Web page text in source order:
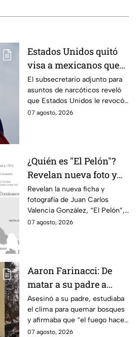
Estados Unidos quitó
visa a mexicanos que
tienen vínculos con
grupos criminales
El subsecretario adjunto para
asuntos de narcóticos reveló
que Estados Unidos le revocó
la visa a mexicanos con
07 agosto, 2026
¿Quién es "El Pelón"?
Revelan nueva foto y
ficha por líder del CJNG
Revelan la nueva ficha y
fotografía de Juan Carlos
Valencia González, “El Pelón”,
como el nuevo líder del CJNG
07 agosto, 2026
Aaron Farinacci: De
matar a su padre a
provocar incendios
forestales
Asesinó a su padre, estudiaba
el clima para quemar bosques
y afirmaba que “el fuego hace
renacer las cosas”. Esta es la
07 agosto, 2026